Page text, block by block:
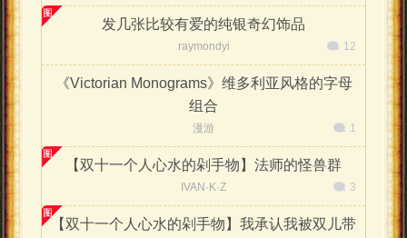
发几张比较有爱的纯银奇幻饰品
raymondyi 12
《Victorian Monograms》维多利亚风格的字母
组合
漫游 1
【双十一个人心水的剁手物】法师的怪兽群
IVAN·K·Z 3
【双十一个人心水的剁手物】我承认我被双儿带